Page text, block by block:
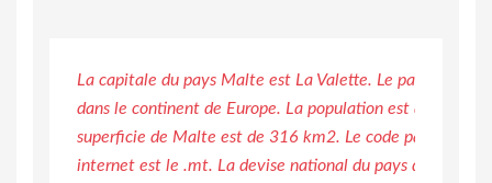
La capitale du pays Malte est La Valette. Le pays de
dans le continent de Europe. La population est de
superficie de Malte est de 316 km2. Le code pays est
internet est le .mt. La devise national du pays de Malte